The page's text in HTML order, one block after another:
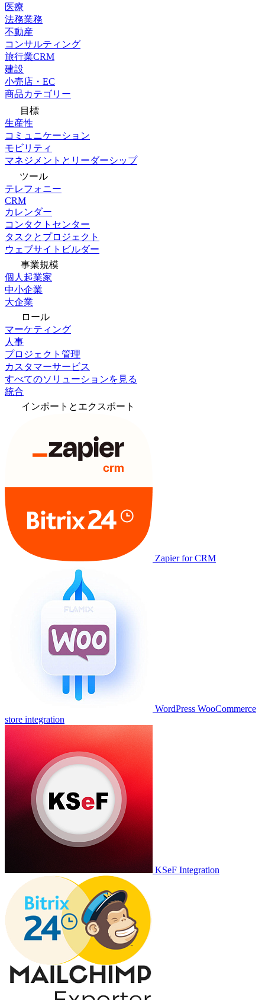
医療
法務業務
不動産
コンサルティング
旅行業CRM
建設
小売店・EC
商品カテゴリー
目標
生産性
コミュニケーション
モビリティ
マネジメントとリーダーシップ
ツール
テレフォニー
CRM
カレンダー
コンタクトセンター
タスクとプロジェクト
ウェブサイトビルダー
事業規模
個人起業家
中小企業
大企業
ロール
マーケティング
人事
プロジェクト管理
カスタマーサービス
すべてのソリューションを見る
統合
インポートとエクスポート
Zapier for CRM
WordPress WooCommerce
store integration
KSeF Integration